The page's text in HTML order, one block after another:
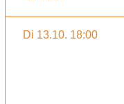
Di 13.10. 18:00